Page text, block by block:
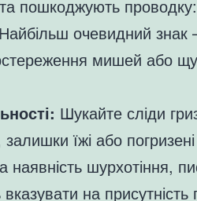
пошкоджують проводку:
Найбільш очевидний знак
мишей або
Шукайте сліди
їжі або
наявність шурхотіння,
на присутність